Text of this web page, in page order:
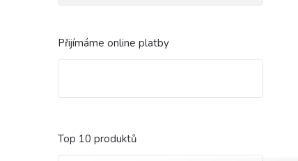
Přijímáme online platby
Top 10 produktů